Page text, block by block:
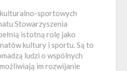
sportowych
Stowarzyszenia
istotną rolę jako
kultury i sportu. Są to
ludzi o wspólnych
im rozwijanie